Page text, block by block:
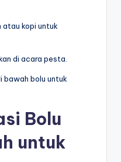
atau kopi untuk
di acara pesta.
bawah bolu untuk
Bolu
untuk